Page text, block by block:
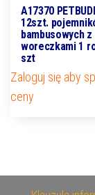
A17370
12szt.
bambusowych z
woreczkami 1
szt
Zaloguj się aby
ceny